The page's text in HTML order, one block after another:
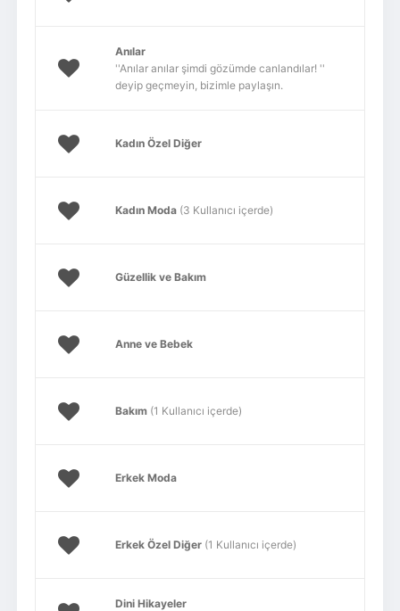
Anılar
''Anılar anılar şimdi gözümde canlandılar! ''
deyip geçmeyin, bizimle paylaşın.
Kadın Özel Diğer
Kadın Moda (3 Kullanıcı içerde)
Güzellik ve Bakım
Anne ve Bebek
Bakım (1 Kullanıcı içerde)
Erkek Moda
Erkek Özel Diğer (1 Kullanıcı içerde)
Dini Hikayeler